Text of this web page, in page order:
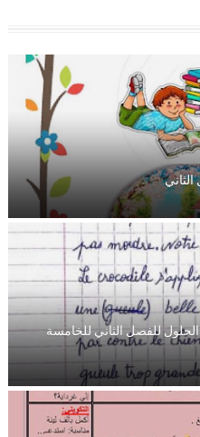
للفصل الثاني للخامسة